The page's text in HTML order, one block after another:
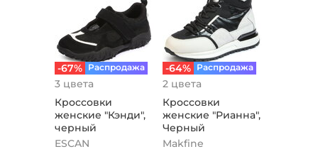
-67% Распродажа
3 цвета
Кроссовки
женские "Кэнди",
черный
ESCAN
-64% Распродажа
2 цвета
Кроссовки
женские "Рианна",
Черный
Makfine